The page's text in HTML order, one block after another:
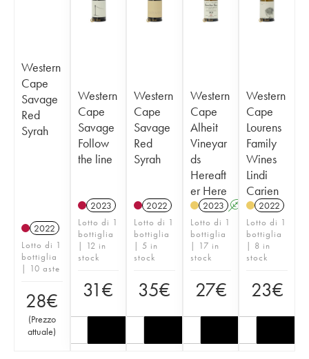
Western
Cape
Savage
Red
Syrah
2022
Lotto di 1
bottiglia
| 10 aste
28€
(Prezzo
attuale)
Western
Cape
Savage
Follow
the line
2023
Lotto di 1
bottiglia
| 12 in
stock
31€
Western
Cape
Savage
Red
Syrah
2022
Lotto di 1
bottiglia
| 5 in
stock
35€
Western
Cape
Alheit
Vineyar
ds
Hereaft
er Here
2023 A
Lotto di 1
bottiglia
| 17 in
stock
27€
Western
Cape
Lourens
Family
Wines
Lindi
Carien
2022
Lotto di 1
bottiglia
| 8 in
stock
23€